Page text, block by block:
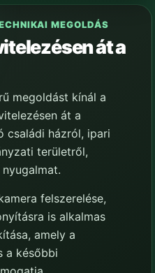
MEGOLDÁS
át a
megoldást kínál a
át a
családi házról, ipari
területről,
felszerelése,
is alkalmas
amely a
a későbbi